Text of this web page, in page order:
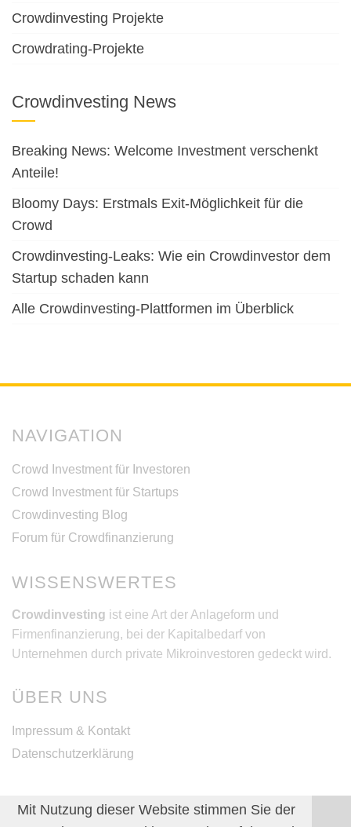
Crowdinvesting Projekte
Crowdrating-Projekte
Crowdinvesting News
Breaking News: Welcome Investment verschenkt
Anteile!
Bloomy Days: Erstmals Exit-Möglichkeit für die
Crowd
Crowdinvesting-Leaks: Wie ein Crowdinvestor dem
Startup schaden kann
Alle Crowdinvesting-Plattformen im Überblick
NAVIGATION
Crowd Investment für Investoren
Crowd Investment für Startups
Crowdinvesting Blog
Forum für Crowdfinanzierung
WISSENSWERTES
Crowdinvesting ist eine Art der Anlageform und
Firmenfinanzierung, bei der Kapitalbedarf von
Unternehmen durch private Mikroinvestoren gedeckt wird.
ÜBER UNS
Impressum & Kontakt
Datenschutzerklärung
Mit Nutzung dieser Website stimmen Sie der